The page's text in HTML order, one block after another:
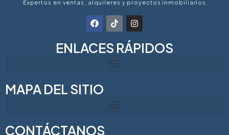
Expertos en ventas, alquileres y proyectos inmobiliarios
ENLACES RÁPIDOS
MAPA DEL SITIO
CONTÁCTANOS